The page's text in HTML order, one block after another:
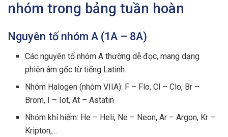
nhóm trong bảng tuần hoàn
Nguyên tố nhóm A (1A – 8A)
Các nguyên tố nhóm A thường dễ đọc, mang dạng
phiên âm gốc từ tiếng Latinh.
Nhóm Halogen (nhóm VIIA): F – Flo, Cl – Clo, Br –
Brom, I – Iot, At – Astatin
Nhóm khí hiếm: He – Heli, Ne – Neon, Ar – Argon, Kr –
Kripton,…